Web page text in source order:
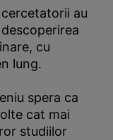
au
cu
lung.
spera ca
cat mai
studiilor